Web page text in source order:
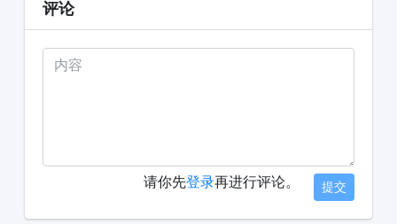
评论
请你先登录再进行评论。 提交